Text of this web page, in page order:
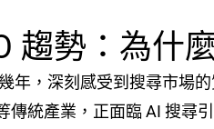
趨勢：為什
年，深刻感受到搜尋市場
傳統產業，正面臨 AI 搜尋